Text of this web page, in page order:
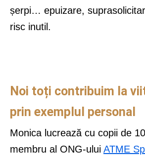
șerpi… epuizare,
risc inutil.
Noi toți contribuim la
prin exemplul personal
Monica lucrează cu copii de
membru al ONG-ului ATME